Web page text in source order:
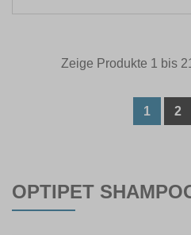
Zeige Produkte 1 bis
1 2
OPTIPET